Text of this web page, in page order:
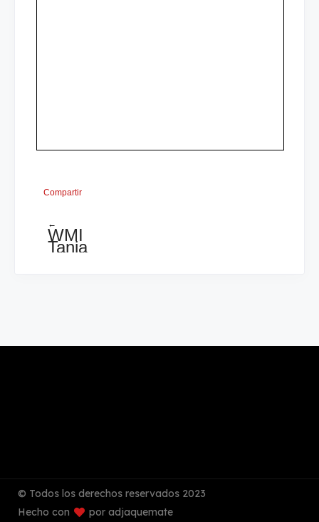
Compartir
←
WMI
Tania
© Todos los derechos reservados 2023
Hecho con
por adjaquemate